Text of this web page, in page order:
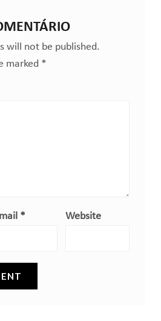
will not be published.
marked *
* Website